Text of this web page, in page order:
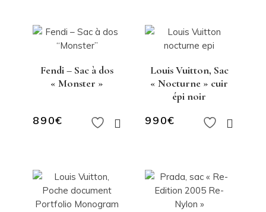
Fendi – Sac à dos
« Monster »
890€
Louis Vuitton, Sac
« Nocturne » cuir
épi noir
990€